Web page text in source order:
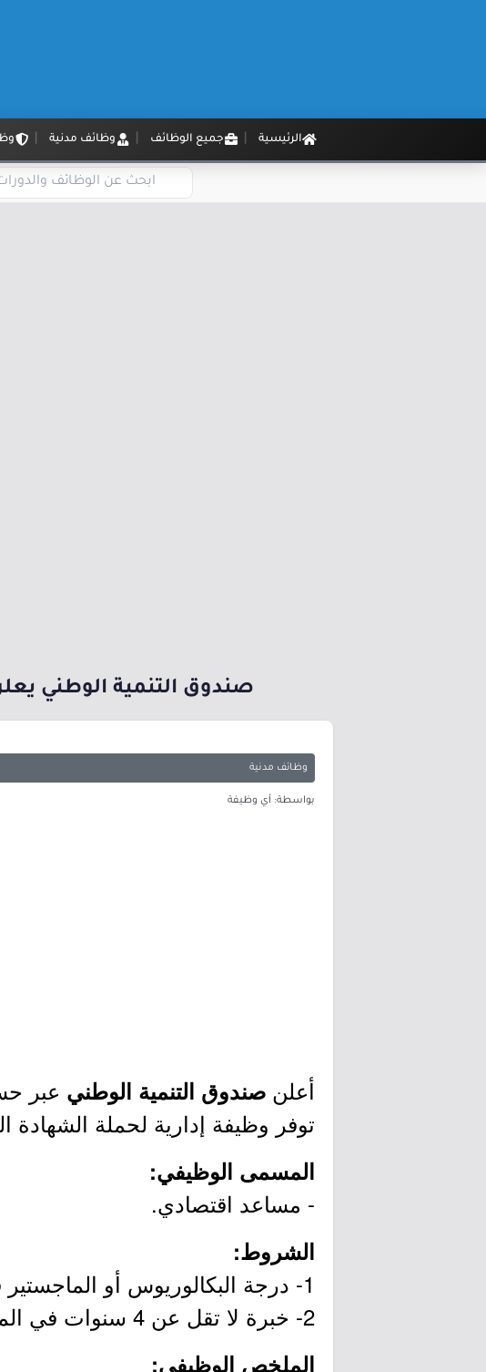
الرئيسية جميع الوظائف وظائف مدنية
صندوق التنمية الوطني
وظائف مدنية
بواسطة: أي وظيفة
أعلن صندوق التنمية الوطني عبر
توفر وظيفة إدارية لحملة الشهادة
المسمى الوظيفي:
- مساعد اقتصادي.
الشروط:
1- درجة البكالوريوس أو الماجستير في تخصص (إدارة الأعمال، الاقتصاد) أو ما يعادلها.
2- خبرة لا تقل عن 4 سنوات في المؤسسات المالية (القطاع العام أو الخاص).
الملخص الوظيفي: